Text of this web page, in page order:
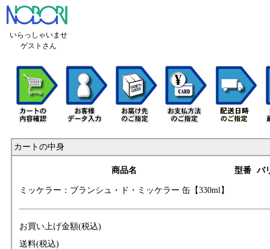
いらっしゃいませ
ゲストさん
カートの中身
商品名 型番 バ
ミッケラー：ブラ ンシュ・ド・ミッケラー 缶【330ml】
お買い上げ金額(税込)
送料(税込)